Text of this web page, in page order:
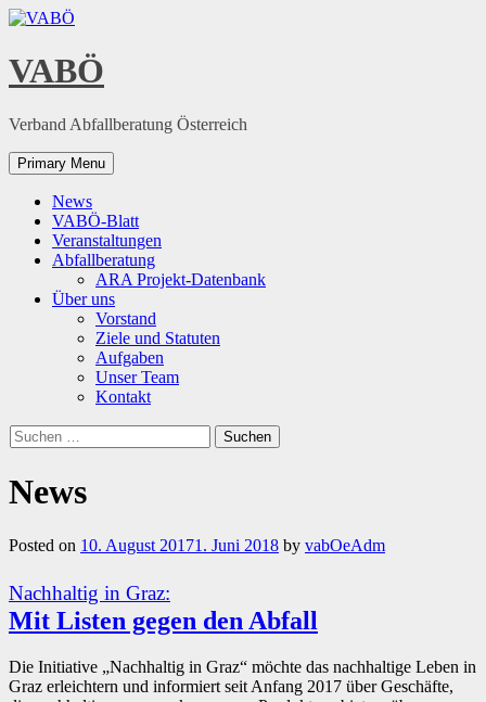
Skip
content
VABÖ
Verband Abfallberatung Österreich
Primary Menu
News
VABÖ-Blatt
Veranstaltungen
Abfallberatung
ARA Projekt-Datenbank
Über uns
Vorstand
Ziele und Statuten
Aufgaben
Unser Team
Kontakt
Suchen
nach:
News
News
Posted on 10. August 20171. Juni 2018 by vabOeAdm
Nachhaltig in Graz:
Mit Listen gegen den Abfall
Die Initiative „Nachhaltig in Graz“ möchte das nachhaltige Leben in
Graz erleichtern und informiert seit Anfang 2017 über Geschäfte,